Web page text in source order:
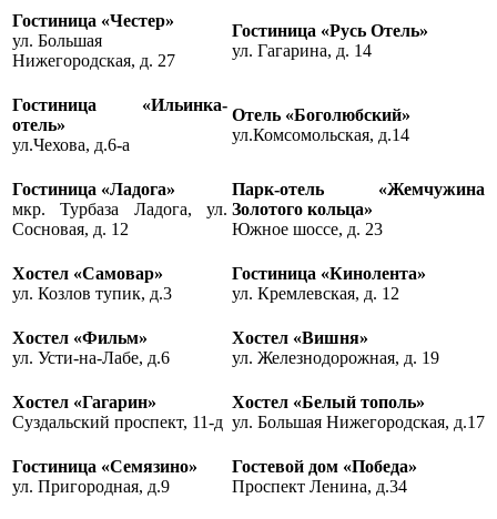
Гостиница «Честер»
ул. Большая
Нижегородская, д. 27
Гостиница «Русь Отель»
ул. Гагарина, д. 14
Гостиница «Ильинка-
отель»
ул.Чехова, д.6-а
Отель «Боголюбский»
ул.Комсомольская, д.14
Гостиница «Ладога»
мкр. Турбаза Ладога, ул.
Сосновая, д. 12
Парк-отель «Жемчужина
Золотого кольца»
Южное шоссе, д. 23
Хостел «Самовар»
ул. Козлов тупик, д.3
Гостиница «Кинолента»
ул. Кремлевская, д. 12
Хостел «Фильм»
ул. Усти-на-Лабе, д.6
Хостел «Вишня»
ул. Железнодорожная, д. 19
Хостел «Гагарин»
Суздальский проспект, 11-д
Хостел «Белый тополь»
ул. Большая Нижегородская, д.17
Гостиница «Семязино»
ул. Пригородная, д.9
Гостевой дом «Победа»
Проспект Ленина, д.34